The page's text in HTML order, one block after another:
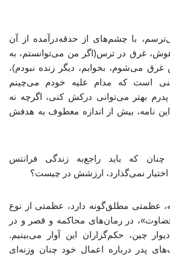
با چشم‌های از حدقه‌درآمده از آن
غرق در ترس(اگر من می‌توانستم، به
می‌شوم، بخوابم، دیگر زنده نبودم)،
است که مدام علیه خودم می‌چینم
پدرم بهتر می‌توانی درکش کنی، اگرچه نه
نامه، بیش از اندازه معطوف به هدفش
که باید راجع‌به زندگی فرانتس
اختیار نمی‌گذارد، ارزشش در چیست؟
عظمتی مطلق‌گونه دارد، عظمتی از نوع
در رمان‌های محاکمه و قصر و در
چین، حکم‌گزاران این آوار می‌بینیم.
پدر درباره اعمال خود چنان وزنه‌ای